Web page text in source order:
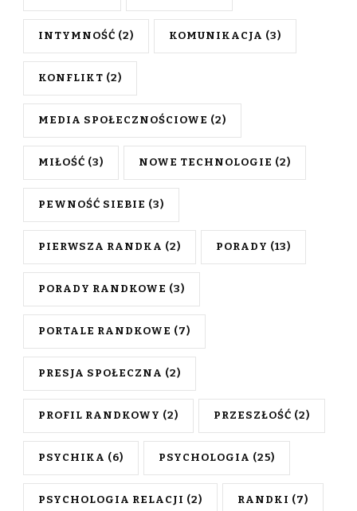
INTYMNOŚĆ (2) KOMUNIKACJA (3)
KONFLIKT (2)
MEDIA SPOŁECZNOŚCIOWE (2)
MIŁOŚĆ (3) NOWE TECHNOLOGIE (2)
PEWNOŚĆ SIEBIE (3)
PIERWSZA RANDKA (2) PORADY (13)
PORADY RANDKOWE (3)
PORTALE RANDKOWE (7)
PRESJA SPOŁECZNA (2)
PROFIL RANDKOWY (2) PRZESZŁOŚĆ (2)
PSYCHIKA (6) PSYCHOLOGIA (25)
PSYCHOLOGIA RELACJI (2) RANDKI (7)